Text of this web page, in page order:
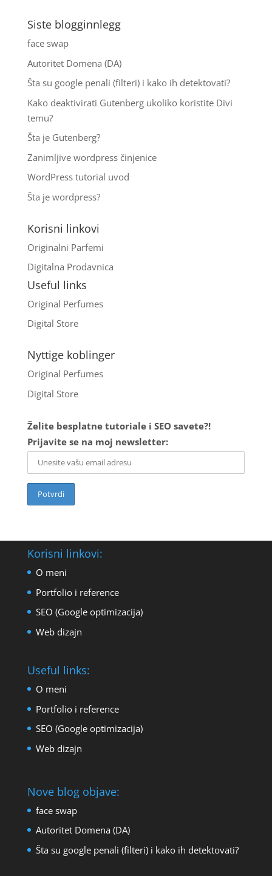
Siste blogginnlegg
face swap
Autoritet Domena (DA)
Šta su google penali (filteri) i kako ih detektovati?
Kako deaktivirati Gutenberg ukoliko koristite Divi
temu?
Šta je Gutenberg?
Zanimljive wordpress činjenice
WordPress tutorial uvod
Šta je wordpress?
Korisni linkovi
Originalni Parfemi
Digitalna Prodavnica
Useful links
Original Perfumes
Digital Store
Nyttige koblinger
Original Perfumes
Digital Store
Želite besplatne tutoriale i SEO savete?!
Prijavite se na moj newsletter:
Korisni linkovi:
O meni
Portfolio i reference
SEO (Google optimizacija)
Web dizajn
Useful links:
O meni
Portfolio i reference
SEO (Google optimizacija)
Web dizajn
Nove blog objave:
face swap
Autoritet Domena (DA)
Šta su google penali (filteri) i kako ih detektovati?